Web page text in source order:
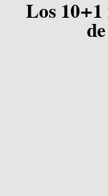
Los 10+1